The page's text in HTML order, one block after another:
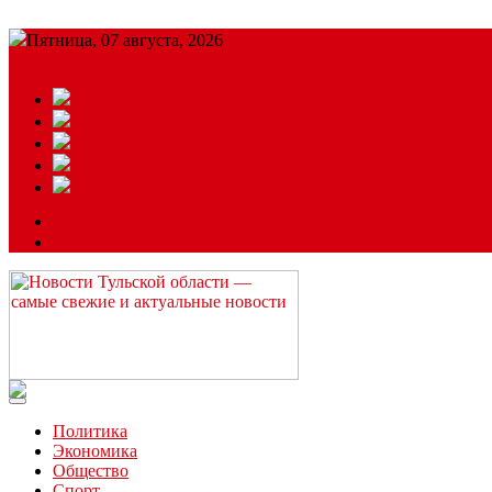
Пятница, 07 августа, 2026
Читайте последние новости дня в Тульской области на сайте
Политика
Экономика
Общество